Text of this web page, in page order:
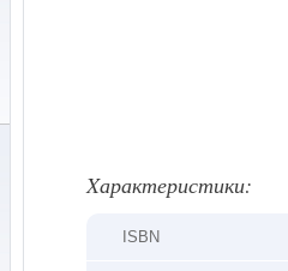
Xарактеристики:
ISBN